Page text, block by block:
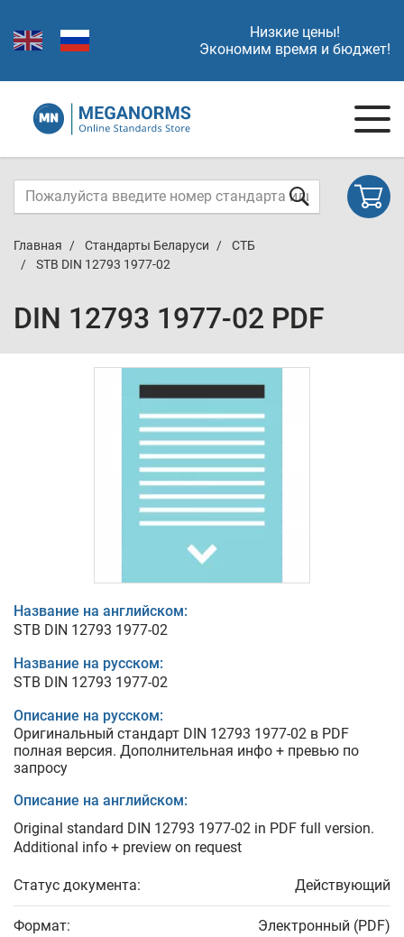
Низкие цены!
Экономим время и бюджет!
Главная Стандарты Беларуси
СТБ
STB DIN 12793 1977-02
DIN 12793 1977-02 PDF
Название на английском:
STB DIN 12793 1977-02
Название на русском:
STB DIN 12793 1977-02
Описание на русском:
Оригинальный стандарт DIN 12793 1977-02 в PDF
полная версия. Дополнительная инфо + превью по
запросу
Описание на английском:
Original standard DIN 12793 1977-02 in PDF full version.
Additional info + preview on request
Статус документа: Действующий
Формат: Электронный (PDF)